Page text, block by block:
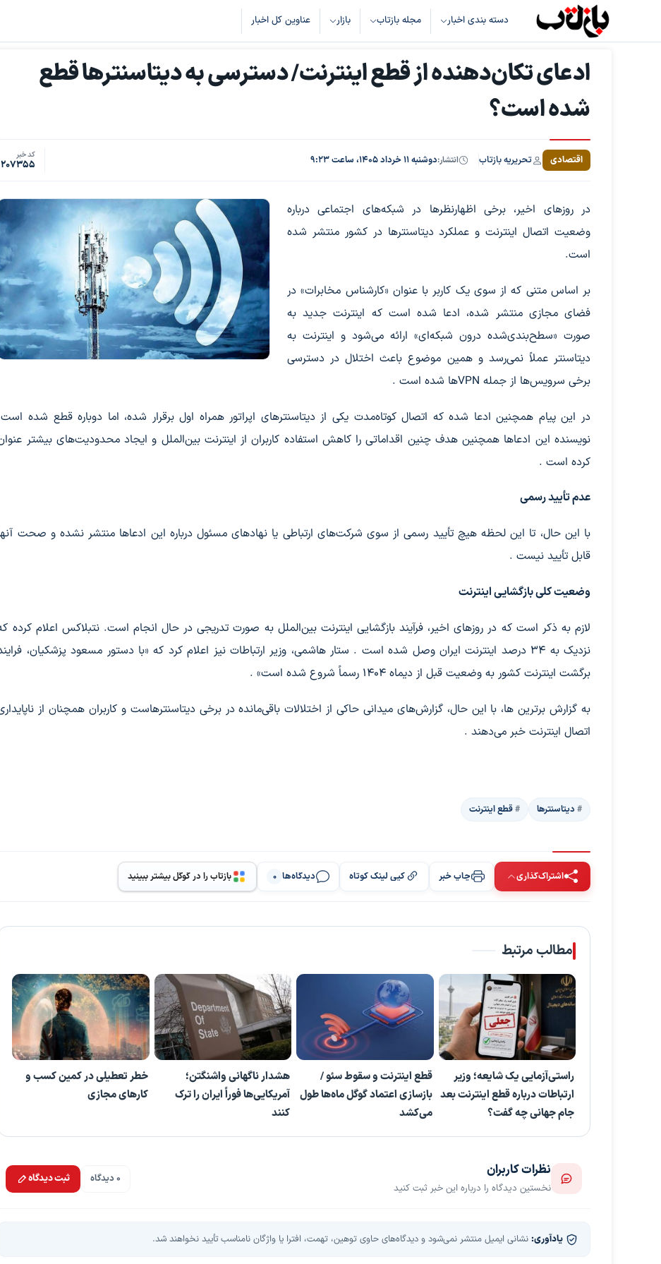
دسته بندی اخبار مجله بازتاب بازار عناوین کل اخبار
ادعای تکان‌دهنده از قطع اینترنت/ دسترسی به دیتاسنترها قطع
شده است؟
اقتصادی تحریریه بازتاب انتشار:دوشنبه ۱۱ خرداد ۱۴۰۵، ساعت ۹:۲۳ کد خبر
در روزهای اخیر، برخی اظهارنظرها در شبکه‌های اجتماعی درباره
وضعیت اتصال اینترنت و عملکرد دیتاسنترها در کشور منتشر شده
است.
بر اساس متنی که از سوی یک کاربر با عنوان «کارشناس مخابرات» در
فضای مجازی منتشر شده، ادعا شده است که اینترنت جدید به
صورت «سطح‌بندی‌شده درون شبکه‌ای» ارائه می‌شود و اینترنت به
دیتاسنتر عملاً نمی‌رسد و همین موضوع باعث اختلال در دسترسی
برخی سرویس‌ها از جمله VPNها شده است .
در این پیام همچنین ادعا شده که اتصال کوتاه‌مدت یکی از دیتاسنترهای اپراتور همراه اول برقرار شده، اما دوباره قطع شده
نویسنده این ادعاها همچنین هدف چنین اقداماتی را کاهش استفاده کاربران از اینترنت بین‌الملل و ایجاد محدودیت‌های بیشتر
کرده است .
عدم تأیید رسمی
با این حال، تا این لحظه هیچ تأیید رسمی از سوی شرکت‌های ارتباطی یا نهادهای مسئول درباره این ادعاها منتشر نشده و صحت
قابل تأیید نیست .
وضعیت کلی بازگشایی اینترنت
لازم به ذکر است که در روزهای اخیر، فرآیند بازگشایی اینترنت بین‌الملل به صورت تدریجی در حال انجام است. نتبلاکس اعلام کرده
نزدیک به ۳۴ درصد اینترنت ایران وصل شده است . ستار هاشمی، وزیر ارتباطات نیز اعلام کرد که «با دستور مسعود پزشکیان،
برگشت اینترنت کشور به وضعیت قبل از دیماه ۱۴۰۴ رسماً شروع شده است» .
به گزارش برترین ها، با این حال، گزارش‌های میدانی حاکی از اختلالات باقی‌مانده در برخی دیتاسنترهاست و کاربران همچنان از
اتصال اینترنت خبر می‌دهند .
دیتاسنترها قطع اینترنت
اشتراک‌گذاری چاپ خبر کپی لینک کوتاه دیدگاه‌ها 0 بازتاب را در گوگل بیشتر ببینید
مطالب مرتبط
راستی‌آزمایی یک شایعه؛ وزیر
ارتباطات درباره قطع اینترنت بعد
جام جهانی چه گفت؟
قطع اینترنت و سقوط سئو /
بازسازی اعتماد گوگل ماه‌ها طول
می‌کشد
هشدار ناگهانی واشنگتن؛
آمریکایی‌ها فوراً ایران را ترک
کنند
خطر تعطیلی در کمین کسب و
کارهای مجازی
نظرات کاربران
نخستین دیدگاه را درباره این خبر ثبت کنید
0 دیدگاه ثبت دیدگاه
یادآوری: نشانی ایمیل منتشر نمی‌شود و دیدگاه‌های حاوی توهین، تهمت، افترا یا واژگان نامناسب تأیید نخواهند شد.